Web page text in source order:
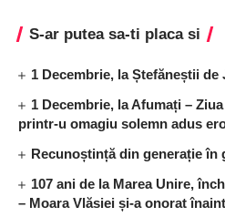
S-ar putea sa-ti placa si
1 Decembrie, la Ștefăneștii de
1 Decembrie, la Afumați –
printr-u omagiu solemn adus
Recunoștință din generație în
107 ani de la Marea Unire,
– Moara Vlăsiei și-a onorat